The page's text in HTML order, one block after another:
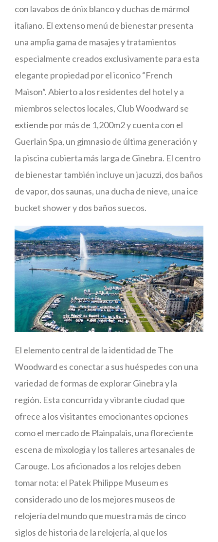
con lavabos de ónix blanco y duchas de mármol
italiano. El extenso menú de bienestar presenta
una amplia gama de masajes y tratamientos
especialmente creados exclusivamente para esta
elegante propiedad por el iconico “French
Maison”. Abierto a los residentes del hotel y a
miembros selectos locales, Club Woodward se
extiende por más de 1,200m2 y cuenta con el
Guerlain Spa, un gimnasio de última generación y
la piscina cubierta más larga de Ginebra. El centro
de bienestar también incluye un jacuzzi, dos baños
de vapor, dos saunas, una ducha de nieve, una ice
bucket shower y dos baños suecos.
El elemento central de la identidad de The
Woodward es conectar a sus huéspedes con una
variedad de formas de explorar Ginebra y la
región. Esta concurrida y vibrante ciudad que
ofrece a los visitantes emocionantes opciones
como el mercado de Plainpalais, una floreciente
escena de mixologia y los talleres artesanales de
Carouge. Los aficionados a los relojes deben
tomar nota: el Patek Philippe Museum es
considerado uno de los mejores museos de
relojería del mundo que muestra más de cinco
siglos de historia de la relojería, al que los